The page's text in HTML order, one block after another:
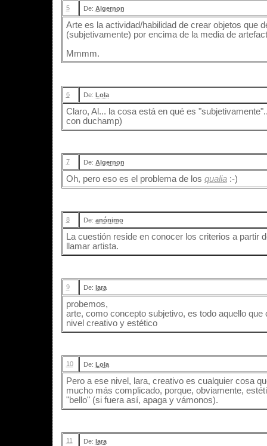
5 De: Algernon
Arte es la actividad/habilidad de crear objetos que
(subjetivamente) por encima de la media de
Mmmm.
6 De: Lola
Claro, Al... la cosa está en qué es
con duchamp)
7 De: Algernon
Oh, pero eso es el problema de los qualia:-)
8 De: anónimo
La cuestión reside en conocer los criterios a partir
llamar artista.
9 De: lara
probemos,
arte, como concepto subjetivo, es todo aquello que
nivel creativo y estético
10 De: Lola
Pero a ese nivel, lara, creativo es cualquier cosa
mucho más complicado, porque, obviamente,
"bello" (si fuera así, apaga y vámonos).
11 De: lara